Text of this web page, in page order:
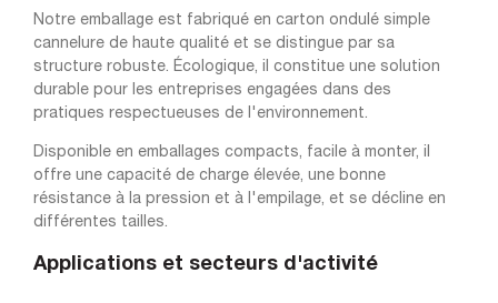
Notre emballage est fabriqué en carton ondulé simple
cannelure de haute qualité et se distingue par sa
structure robuste. Écologique, il constitue une solution
durable pour les entreprises engagées dans des
pratiques respectueuses de l'environnement.
Disponible en emballages compacts, facile à monter, il
offre une capacité de charge élevée, une bonne
résistance à la pression et à l'empilage, et se décline en
différentes tailles.
Applications et secteurs d'activité